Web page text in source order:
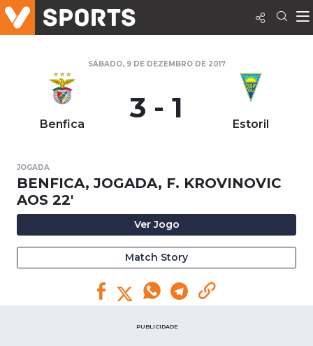
SÁBADO, 9 DE DEZEMBRO DE 2017
Benfica 3 - 1 Estoril
JOGADA
BENFICA, JOGADA, F. KROVINOVIC
AOS 22'
Ver Jogo
Match Story
PUBLICIDADE